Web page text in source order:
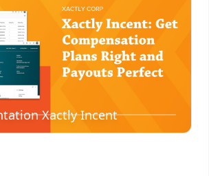
Xactly Incent